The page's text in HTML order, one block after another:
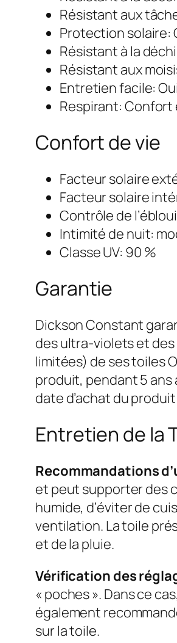
Résistant aux
Protection solaire:
Résistant à la
Résistant aux
Entretien facile: Oui
Respirant:
Confort de vie
Facteur solaire
Facteur solaire
Contrôle de
Intimité de nuit:
Classe UV: 90 %
Garantie
Dickson Constant
des ultra-violets et des
limitées) de ses toiles
produit, pendant 5 ans
date d’achat du
Entretien de la
Recommandations
et peut supporter des
humide, d’éviter de
ventilation. La toile
et de la pluie.
Vérification des
« poches ». Dans ce
également
sur la toile.